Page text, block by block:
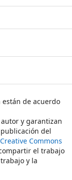
de acuerdo
y garantizan
del
Creative Commons
el trabajo
y la